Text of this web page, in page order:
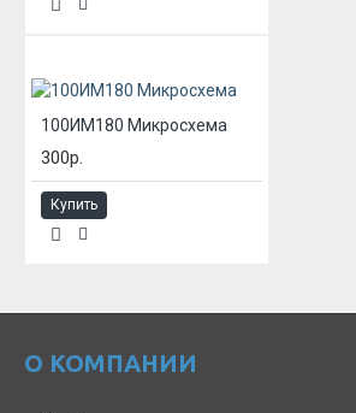
100ИМ180 Микросхема
300р.
Купить
О КОМПАНИИ